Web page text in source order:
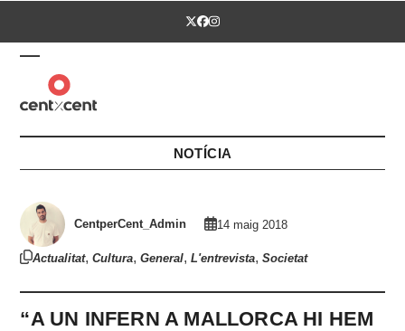
Twitter
Facebook
Instagram
Open
mobile
menu
Close
mobile
menu
NOTÍCIA
CentperCent_Admin 14 maig 2018
Actualitat,Cultura,General,L'entrevista,Societat
“A UN INFERN A MALLORCA HI HEM